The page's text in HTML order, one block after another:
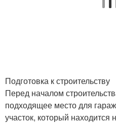
Подготовка к строительству
Перед началом
подходящее место для
участок, который